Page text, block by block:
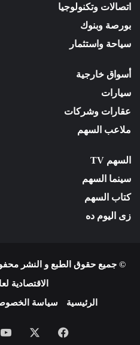
اتصالات وتكنولوجيا
بورصة وبنوك
سياحة واستثمار
أسواق خارجية
سيارات
عقارات وشركات
ملاعب السهم
السهم TV
سينما السهم
كتاب السهم
زى اليوم ده
© جميع حقوق الطبع و النشر
الاقتصادية لعام
الرئيسية
سياسة
فيسبوك